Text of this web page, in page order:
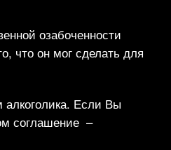
озабоченности
что он мог сделать для
Если Вы
соглашение –